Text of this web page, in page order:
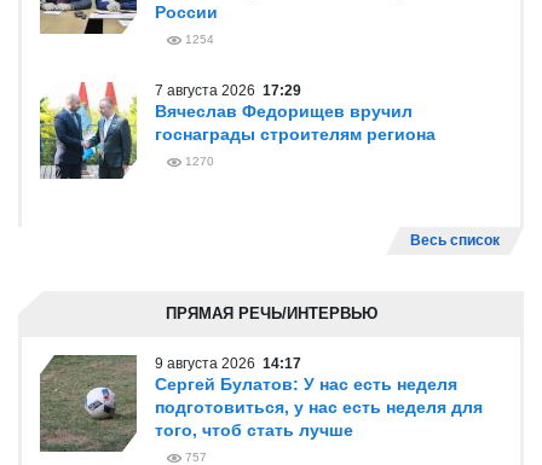
России
1254
7 августа 2026 17:29
Вячеслав Федорищев вручил
госнаграды строителям региона
1270
Весь список
ПРЯМАЯ РЕЧЬ/ИНТЕРВЬЮ
9 августа 2026 14:17
Сергей Булатов: У нас есть неделя
подготовиться, у нас есть неделя для
того, чтоб стать лучше
757